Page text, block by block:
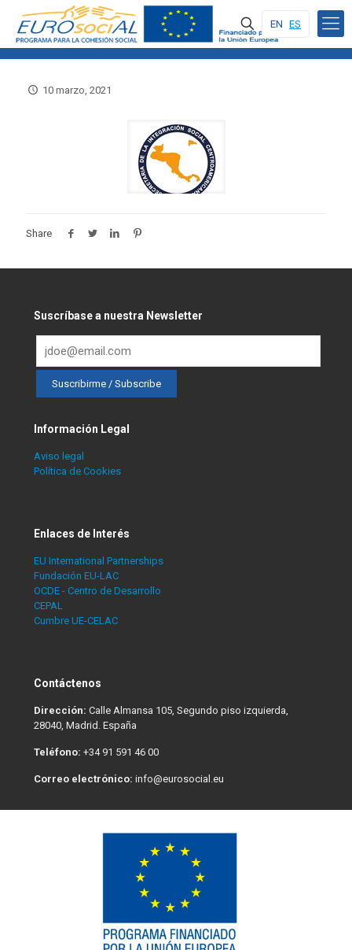
EN ES
10 marzo, 2021
Share
Suscríbase a nuestra Newsletter
Información Legal
Aviso legal
Política de Cookies
Enlaces de Interés
EU International Partnerships
Fundación EU-LAC
OCDE - Centro de Desarrollo
CEPAL
Cumbre UE-CELAC
Contáctenos
Dirección: Calle Almansa 105, Segundo piso izquierda,
28040, Madrid. España
Teléfono: +34 91 591 46 00
Correo electrónico: info@eurosocial.eu